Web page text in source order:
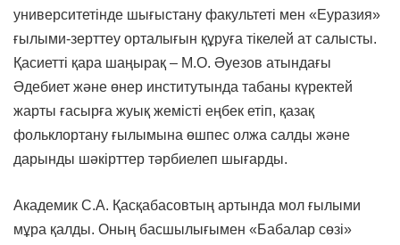
университетінде шығыстану факультеті мен «Еуразия»
ғылыми-зерттеу орталығын құруға тікелей ат салысты.
Қасиетті қара шаңырақ – М.О. Әуезов атындағы
Әдебиет және өнер институтында табаны күректей
жарты ғасырға жуық жемісті еңбек етіп, қазақ
фольклортану ғылымына өшпес олжа салды және
дарынды шәкірттер тәрбиелеп шығарды.
Академик С.А. Қасқабасовтың артында мол ғылыми
мұра қалды. Оның басшылығымен «Бабалар сөзі»